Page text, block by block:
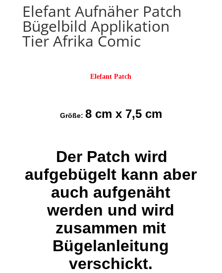
Elefant Aufnäher Patch
Bügelbild Applikation
Tier Afrika Comic
Elefant Patch
Größe: 8 cm x 7,5 cm
Der Patch wird
aufgebügelt kann aber
auch aufgenäht
werden und wird
zusammen mit
Bügelanleitung
verschickt.